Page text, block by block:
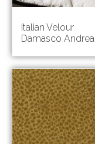
Italian Velour
Damasco Andrea